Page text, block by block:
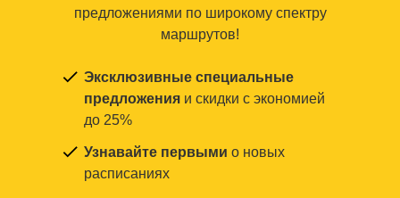
предложениями по широкому спектру
маршрутов!
Эксклюзивные специальные
предложения и скидки с экономией
до 25%
Узнавайте первыми о новых
расписаниях